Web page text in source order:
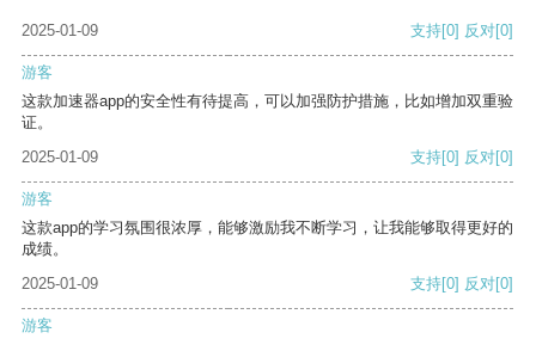
2025-01-09 支持[0] 反对[0]
游客
这款加速器app的安全性有待提高，可以加强防护措施，比如增加双重验
证。
2025-01-09
支持[0] 反对[0]
游客
这款app的学习氛围很浓厚，能够激励我不断学习，让我能够取得更好的
成绩。
2025-01-09
支持[0] 反对[0]
游客